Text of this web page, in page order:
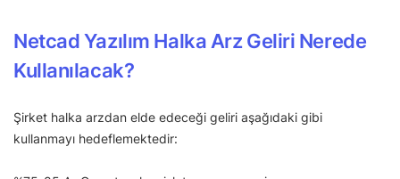
Netcad Yazılım Halka Arz Geliri Nerede
Kullanılacak?
Şirket halka arzdan elde edeceği geliri aşağıdaki gibi
kullanmayı hedeflemektedir: